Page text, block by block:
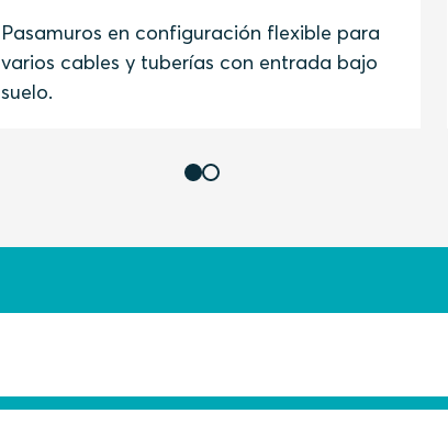
Pasamuros en configuración flexible para
varios cables y tuberías con entrada bajo
suelo.